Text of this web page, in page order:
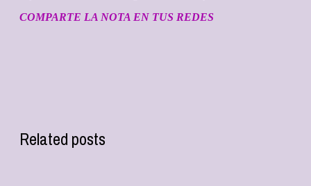
COMPARTE LA NOTA EN TUS REDES
Related posts